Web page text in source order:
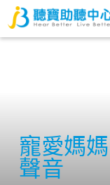
寵愛媽
聲音